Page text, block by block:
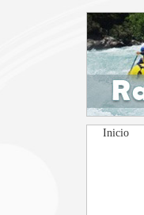
Inicio